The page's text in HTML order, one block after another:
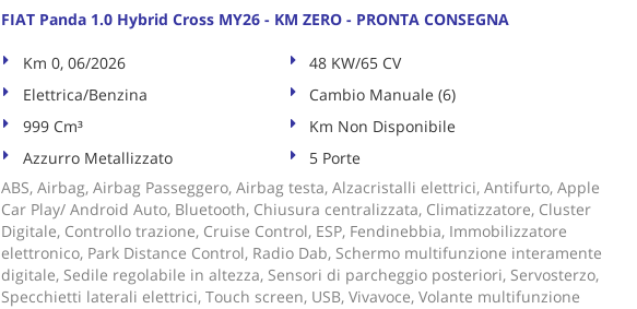
FIAT Panda 1.0 Hybrid Cross MY26 - KM ZERO - PRONTA CONSEGNA
Km 0, 06/2026
48 KW/65 CV
Elettrica/Benzina
Cambio Manuale (6)
999 Cm³
Km Non Disponibile
Azzurro Metallizzato
5 Porte
ABS, Airbag, Airbag Passeggero, Airbag testa, Alzacristalli elettrici, Antifurto, Apple
Car Play/ Android Auto, Bluetooth, Chiusura centralizzata, Climatizzatore, Cluster
Digitale, Controllo trazione, Cruise Control, ESP, Fendinebbia, Immobilizzatore
elettronico, Park Distance Control, Radio Dab, Schermo multifunzione interamente
digitale, Sedile regolabile in altezza, Sensori di parcheggio posteriori, Servosterzo,
Specchietti laterali elettrici, Touch screen, USB, Vivavoce, Volante multifunzione